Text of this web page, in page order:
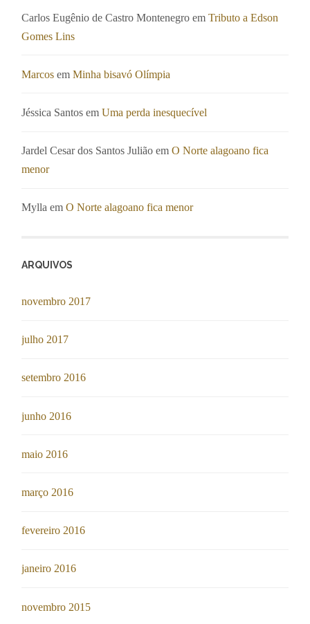
Carlos Eugênio de Castro Montenegro emTributo a Edson
Gomes Lins
Marcos emMinha bisavó Olímpia
Jéssica Santos emUma perda inesquecível
Jardel Cesar dos Santos Julião emO Norte alagoano fica
menor
Mylla emO Norte alagoano fica menor
ARQUIVOS
novembro 2017
julho 2017
setembro 2016
junho 2016
maio 2016
março 2016
fevereiro 2016
janeiro 2016
novembro 2015